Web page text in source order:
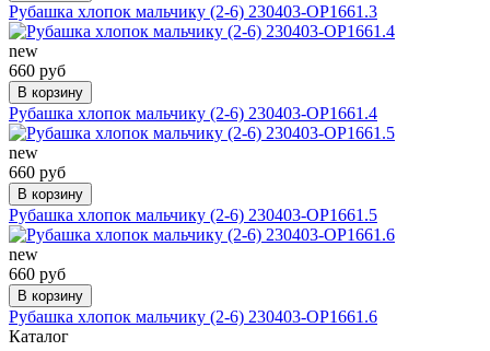
Рубашка хлопок мальчику (2-6) 230403-OP1661.3
new
660 руб
В корзину
Рубашка хлопок мальчику (2-6) 230403-OP1661.4
new
660 руб
В корзину
Рубашка хлопок мальчику (2-6) 230403-OP1661.5
new
660 руб
В корзину
Рубашка хлопок мальчику (2-6) 230403-OP1661.6
Каталог